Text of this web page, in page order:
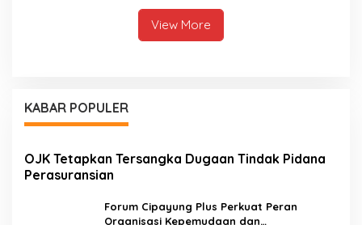
View More
KABAR POPULER
OJK Tetapkan Tersangka Dugaan Tindak Pidana
Perasuransian
Forum Cipayung Plus Perkuat Peran
Organisasi Kepemudaan dan